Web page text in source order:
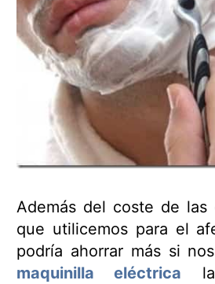
Además del coste de las
que utilicemos para el
podría ahorrar más si
maquinilla eléctrica la